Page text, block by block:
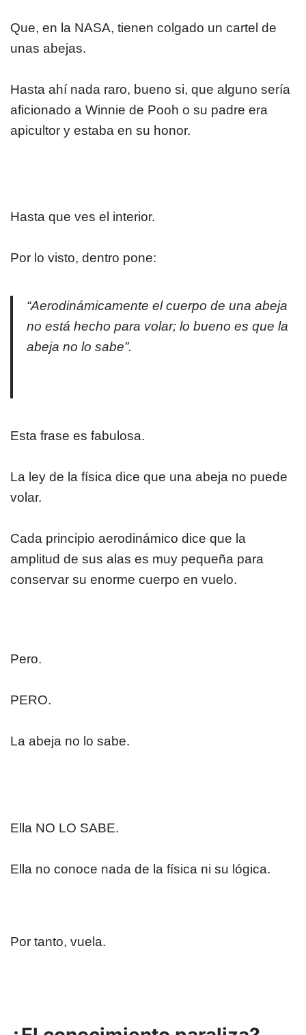
Que, en la NASA, tienen colgado un cartel de
unas abejas.
Hasta ahí nada raro, bueno si, que alguno sería
aficionado a Winnie de Pooh o su padre era
apicultor y estaba en su honor.
Hasta que ves el interior.
Por lo visto, dentro pone:
“Aerodinámicamente el cuerpo de una abeja
no está hecho para volar; lo bueno es que la
abeja no lo sabe”.
Esta frase es fabulosa.
La ley de la física dice que una abeja no puede
volar.
Cada principio aerodinámico dice que la
amplitud de sus alas es muy pequeña para
conservar su enorme cuerpo en vuelo.
Pero.
PERO.
La abeja no lo sabe.
Ella NO LO SABE.
Ella no conoce nada de la física ni su lógica.
Por tanto, vuela.